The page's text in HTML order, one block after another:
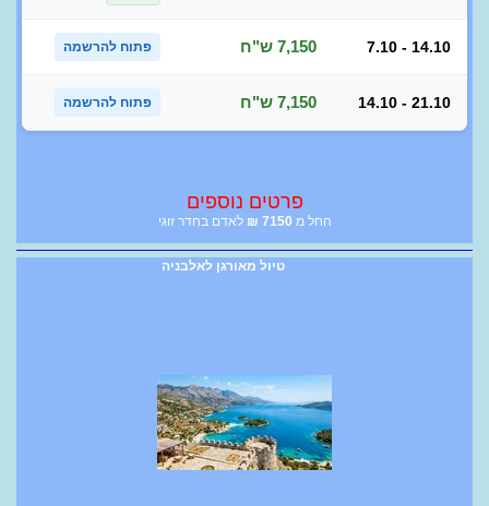
7.10 - 14.10 7,150 ש"ח פתוח להרשמה
14.10 - 21.10 7,150 ש"ח פתוח להרשמה
פרטים נוספים
החל מ 7150
₪ לאדם בחדר זוגי
טיול מאורגן לאלבניה